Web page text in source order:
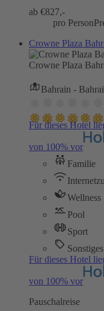
ab €827,-
pro Person
Crowne Plaza
Crowne Plaza
Bahrain -
Für dieses Hotel
von 100% vor
Familie
Wellness
Pool
Sport
Sonstiges
Für dieses Hotel
von 100% vor
Pauschalreise